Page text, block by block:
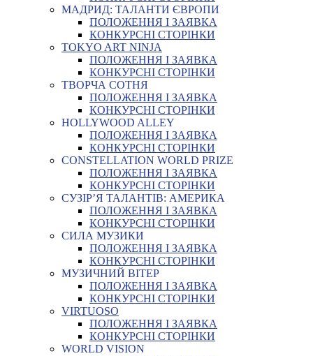
МАДРИД: ТАЛАНТИ ЄВРОПИ
ПОЛОЖЕННЯ І ЗАЯВКА
КОНКУРСНІ СТОРІНКИ
TOKYO ART NINJA
ПОЛОЖЕННЯ І ЗАЯВКА
КОНКУРСНІ СТОРІНКИ
ТВОРЧА СОТНЯ
ПОЛОЖЕННЯ І ЗАЯВКА
КОНКУРСНІ СТОРІНКИ
HOLLYWOOD ALLEY
ПОЛОЖЕННЯ І ЗАЯВКА
КОНКУРСНІ СТОРІНКИ
CONSTELLATION WORLD PRIZE
ПОЛОЖЕННЯ І ЗАЯВКА
КОНКУРСНІ СТОРІНКИ
СУЗІР’Я ТАЛАНТІВ: АМЕРИКА
ПОЛОЖЕННЯ І ЗАЯВКА
КОНКУРСНІ СТОРІНКИ
СИЛА МУЗИКИ
ПОЛОЖЕННЯ І ЗАЯВКА
КОНКУРСНІ СТОРІНКИ
МУЗИЧНИЙ ВІТЕР
ПОЛОЖЕННЯ І ЗАЯВКА
КОНКУРСНІ СТОРІНКИ
VIRTUOSO
ПОЛОЖЕННЯ І ЗАЯВКА
КОНКУРСНІ СТОРІНКИ
WORLD VISION